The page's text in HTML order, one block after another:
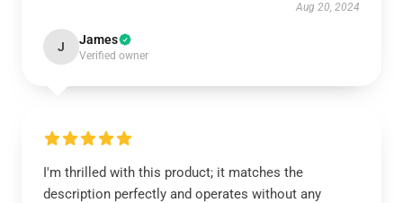
Aug 20, 2024
J James
Verified owner
I'm thrilled with this product; it matches the
description perfectly and operates without any